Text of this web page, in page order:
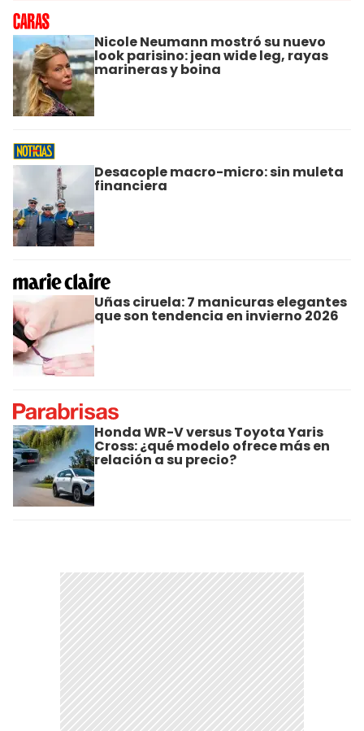
Nicole Neumann mostró su nuevo
look parisino: jean wide leg, rayas
marineras y boina
Desacople macro-micro: sin muleta
financiera
Uñas ciruela: 7 manicuras elegantes
que son tendencia en invierno 2026
Honda WR-V versus Toyota Yaris
Cross: ¿qué modelo ofrece más en
relación a su precio?